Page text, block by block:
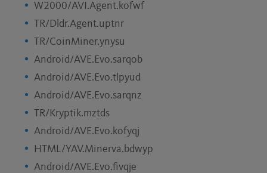
W2000/AVI.Agent.kofwf
TR/Dldr.Agent.uptnr
TR/CoinMiner.ynysu
Android/AVE.Evo.sarqob
Android/AVE.Evo.tlpyud
Android/AVE.Evo.sarqnz
TR/Kryptik.mztds
Android/AVE.Evo.kofyqj
HTML/YAV.Minerva.bdwyp
Android/AVE.Evo.fivqje